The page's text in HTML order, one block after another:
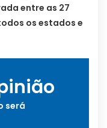
entre as 27
os estados e
será